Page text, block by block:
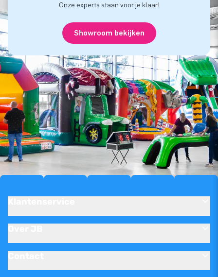
Onze experts staan voor je klaar!
Showroom bekijken